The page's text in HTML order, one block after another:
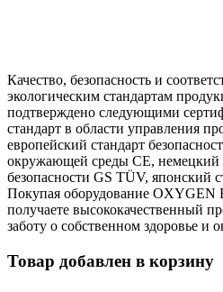
Качество, безопасность и
экологическим стандартам
подтверждено следующими
стандарт в области управления
европейский стандарт
окружающей среды CE, немецкий
безопасности GS TÜV, японский
Покупая оборудование OXYGEN
получаете высококачественный
заботу о собственном здоровье и
Товар добавлен в корзину